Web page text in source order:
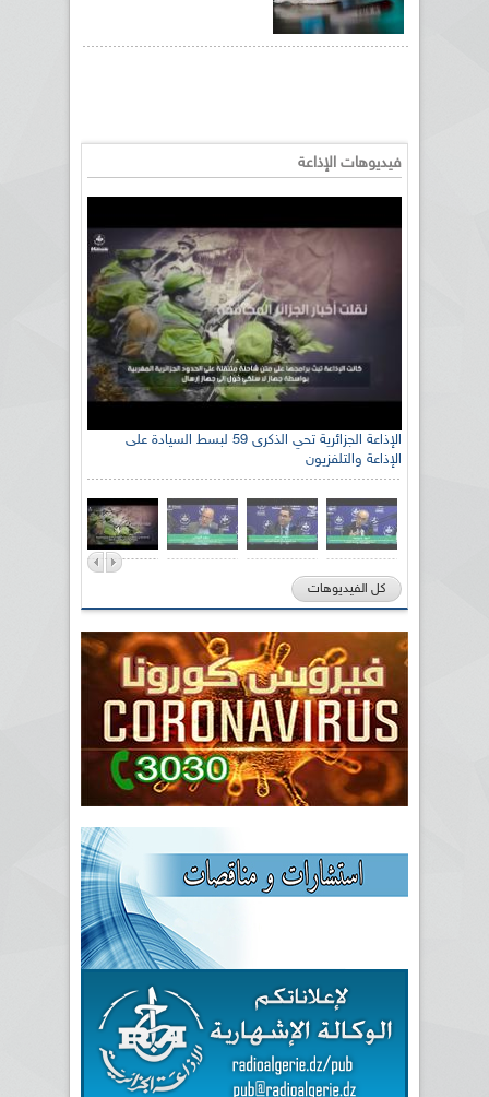
فيديوهات الإذاعة
الإذاعة الجزائرية تحي الذكرى 59 لبسط السيادة على
الإذاعة والتلفزيون
كل الفيديوهات